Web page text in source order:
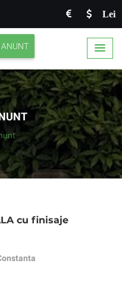
Lei
cu finisaje